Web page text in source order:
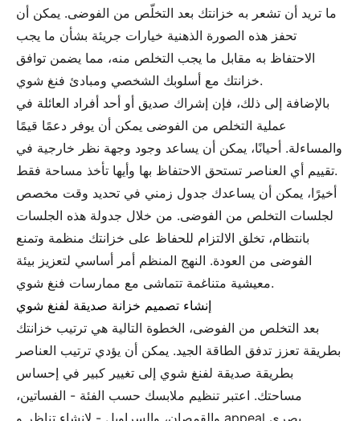
ما تريد أن تشعر به خزانتك بعد التخلّص من الفوضى. يمكن أن
تحفز هذه الصورة الذهنية خيارات جريئة بشأن ما يجب
الاحتفاظ به مقابل ما يجب التخلص منه، مما يضمن توافق
خزانتك مع أسلوبك الشخصي ومبادئ فنغ شوي.
بالإضافة إلى ذلك، فإن إشراك صديق أو أحد أفراد العائلة في
عملية التخلص من الفوضى يمكن أن يوفر دعمًا قيمًا
والمساءلة. أحيانًا، يمكن أن يساعد وجود وجهة نظر خارجية في
تقييم أي العناصر تستحق الاحتفاظ بها وأيها تأخذ مساحة فقط.
أخيرًا، يمكن أن يساعدك جدول زمني في تحديد وقت مخصص
لجلسات التخلص من الفوضى. من خلال جدولة هذه الجلسات
بانتظام، تخلق الالتزام للحفاظ على خزانتك منظمة وتمنع
الفوضى من العودة. النهج المنظم أمر أساسي لتعزيز بيئة
معيشية متناغمة تتماشى مع ممارسات فنغ شوي.
إنشاء تصميم خزانة صديقة لفنغ شوي
بعد التخلص من الفوضى، الخطوة التالية هي ترتيب خزانتك
بطريقة تعزز تدفق الطاقة الجيد. يمكن أن يؤدي ترتيب العناصر
بطريقة صديقة لفنغ شوي إلى تغيير كبير في إحساس
مساحتك. اعتبر تنظيم ملابسك حسب الفئة - الفساتين،
والقمصان، والسراويل - لإنشاء تناظر و appeal بصري.